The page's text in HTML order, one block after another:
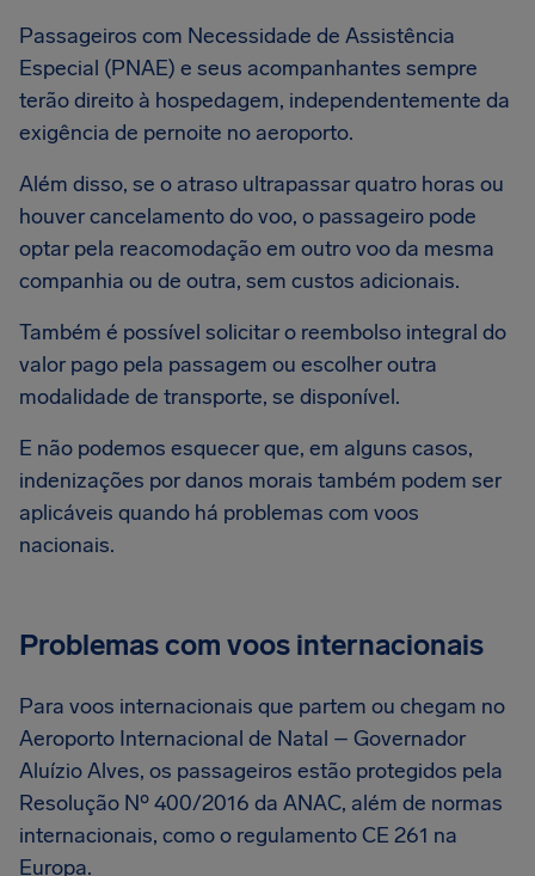
Passageiros com Necessidade de Assistência
Especial (PNAE) e seus acompanhantes sempre
terão direito à hospedagem, independentemente da
exigência de pernoite no aeroporto.
Além disso, se o atraso ultrapassar quatro horas ou
houver cancelamento do voo, o passageiro pode
optar pela reacomodação em outro voo da mesma
companhia ou de outra, sem custos adicionais.
Também é possível solicitar o reembolso integral do
valor pago pela passagem ou escolher outra
modalidade de transporte, se disponível.
E não podemos esquecer que, em alguns casos,
indenizações por danos morais também podem ser
aplicáveis quando há problemas com voos
nacionais.
Problemas com voos internacionais
Para voos internacionais que partem ou chegam no
Aeroporto Internacional de Natal – Governador
Aluízio Alves, os passageiros estão protegidos pela
Resolução Nº 400/2016 da ANAC, além de normas
internacionais, como o regulamento CE 261 na
Europa.